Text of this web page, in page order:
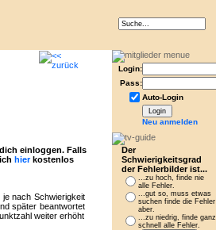
Login:
Pass:
Auto-Login
Neu anmelden
Der
Schwierigkeitsgrad
der Fehlerbilder ist...
...zu hoch, finde nie
alle Fehler.
...gut so, muss etwas
suchen finde die Fehler
aber.
...zu niedrig, finde ganz
schnell alle Fehler.
einloggen. Falls
hierkostenlos
nach Schwierigkeit
später beantwortet
weiter erhöht